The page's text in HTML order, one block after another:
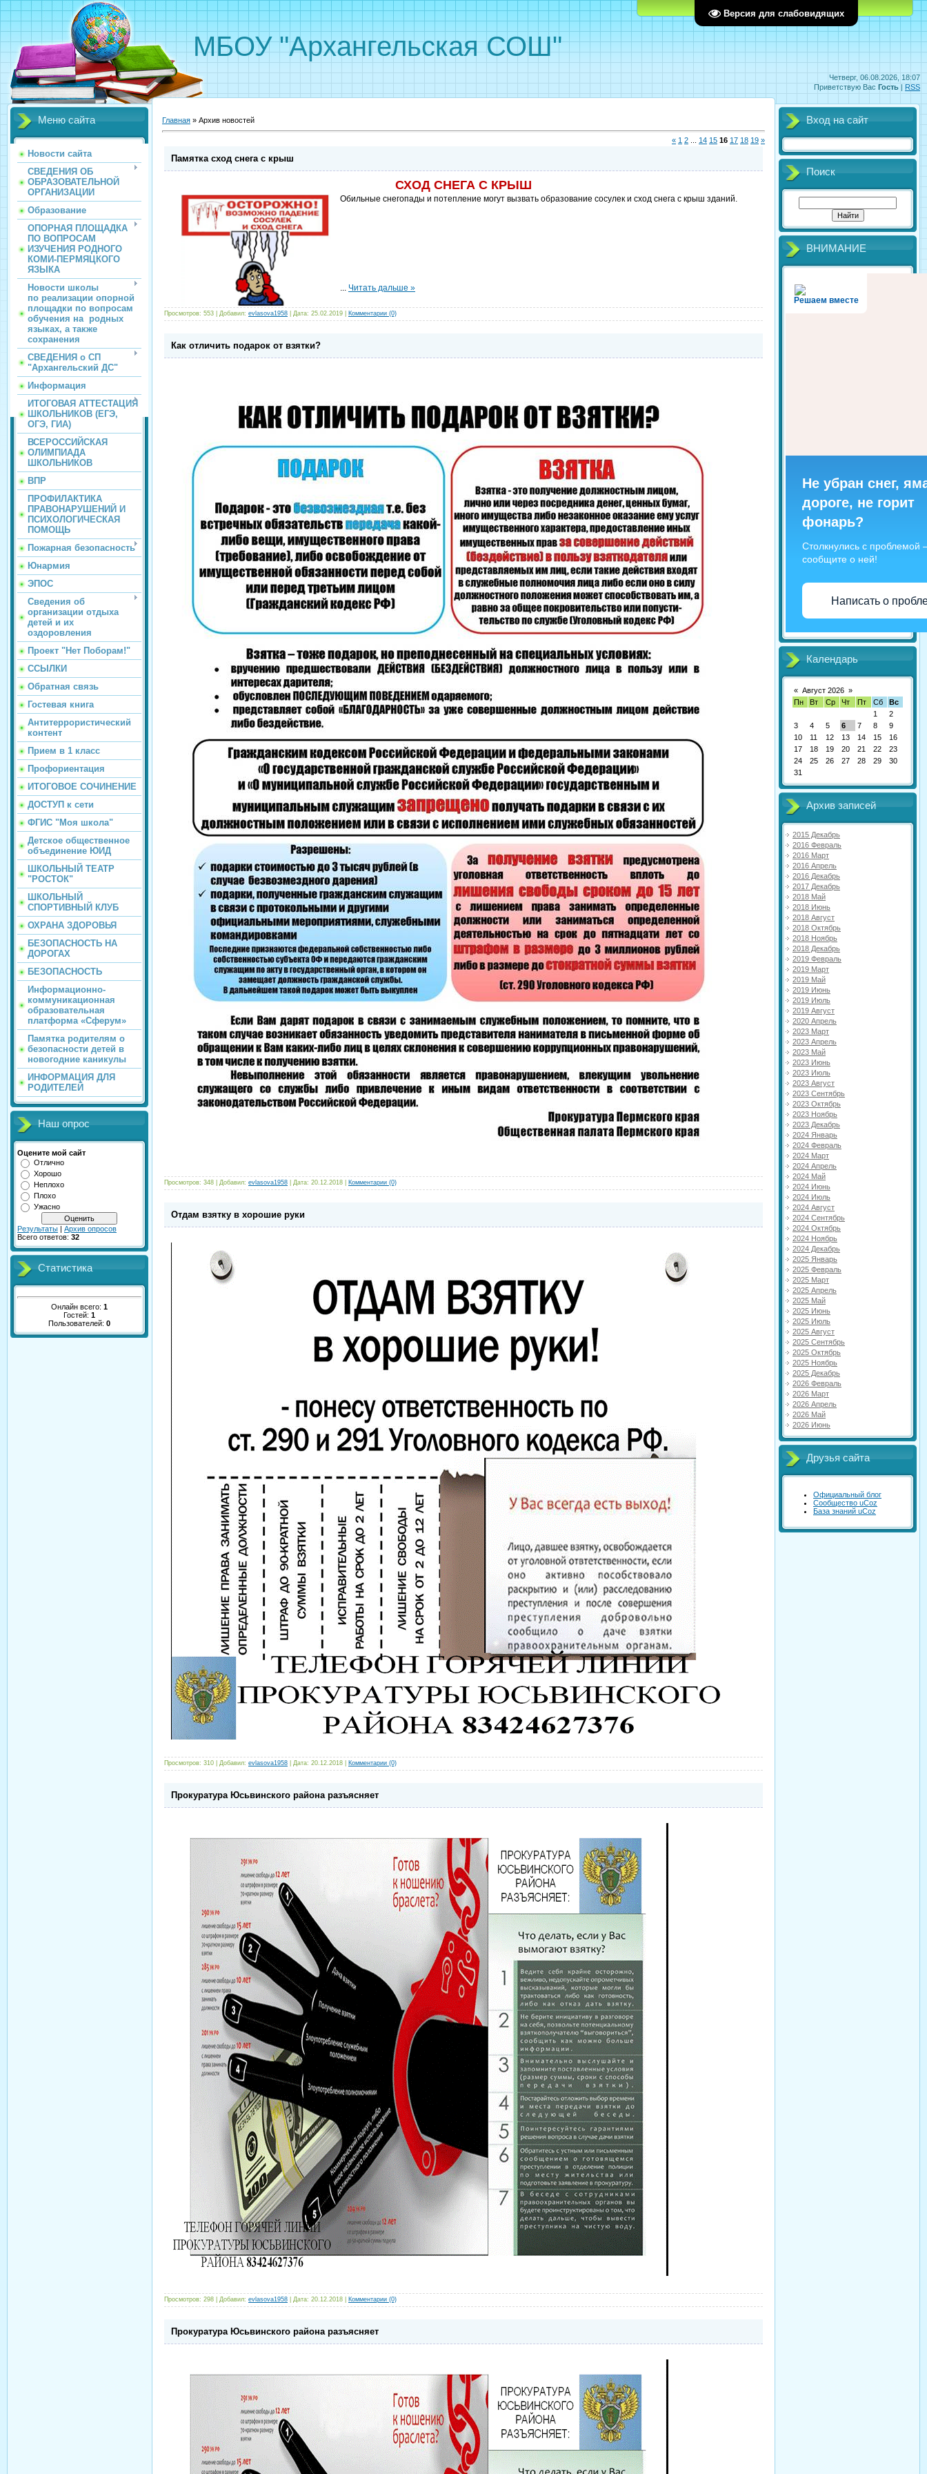
Версия для слабовидящих
Четверг, 06.08.2026, 18:07
Приветствую Вас Гость | RSS
МБОУ "Архангельская СОШ"
Меню сайта
Новости сайта
СВЕДЕНИЯ ОБ
ОБРАЗОВАТЕЛЬНОЙ
ОРГАНИЗАЦИИ
Образование
ОПОРНАЯ ПЛОЩАДКА
ПО ВОПРОСАМ
ИЗУЧЕНИЯ РОДНОГО
КОМИ-ПЕРМЯЦКОГО
ЯЗЫКА
Новости школы
по реализации опорной
площадки по вопросам
обучения на родных
языках, а также
сохранения
СВЕДЕНИЯ о СП
"Архангельский ДС"
Информация
ИТОГОВАЯ АТТЕСТАЦИЯ
ШКОЛЬНИКОВ (ЕГЭ,
ОГЭ, ГИА)
ВСЕРОССИЙСКАЯ
ОЛИМПИАДА
ШКОЛЬНИКОВ
ВПР
ПРОФИЛАКТИКА
ПРАВОНАРУШЕНИЙ И
ПСИХОЛОГИЧЕСКАЯ
ПОМОЩЬ
Пожарная безопасность
Юнармия
ЭПОС
Сведения об
организации отдыха
детей и их
оздоровления
Проект "Нет Поборам!"
ССЫЛКИ
Обратная связь
Гостевая книга
Антитеррористический
контент
Прием в 1 класс
Профориентация
ИТОГОВОЕ СОЧИНЕНИЕ
ДОСТУП к сети
ФГИС "Моя школа"
Детское общественное
объединение ЮИД
ШКОЛЬНЫЙ ТЕАТР
"РОСТОК"
ШКОЛЬНЫЙ
СПОРТИВНЫЙ КЛУБ
ОХРАНА ЗДОРОВЬЯ
БЕЗОПАСНОСТЬ НА
ДОРОГАХ
БЕЗОПАСНОСТЬ
Информационно-
коммуникационная
образовательная
платформа «Сферум»
Памятка родителям о
безопасности детей в
новогодние каникулы
ИНФОРМАЦИЯ ДЛЯ
РОДИТЕЛЕЙ
Наш опрос
Оцените мой сайт
Отлично
Хорошо
Неплохо
Плохо
Ужасно
Результаты | Архив опросов
Всего ответов: 32
Статистика
Онлайн всего: 1
Гостей: 1
Пользователей: 0
Главная » Архив новостей
« 1 2 14 15 16 17 18 19 »
Памятка сход снега с крыш
СХОД СНЕГА С КРЫШ
Обильные снегопады и потепление могут вызвать образование сосулек и сход снега с крыш зданий.
... Читать дальше »
Просмотров: 553 Добавил: evlasova1958 Дата: 25.02.2019 Комментарии (0)
Как отличить подарок от взятки?
Просмотров: 348 Добавил: evlasova1958 Дата: 20.12.2018 Комментарии (0)
Отдам взятку в хорошие руки
Просмотров: 310 Добавил: evlasova1958 Дата: 20.12.2018 Комментарии (0)
Прокуратура Юсьвинского района разъясняет
Просмотров: 298 Добавил: evlasova1958 Дата: 20.12.2018 Комментарии (0)
Прокуратура Юсьвинского района разъясняет
Вход на сайт
Поиск
ВНИМАНИЕ
Решаем вместе
Не убран снег,
дороге, не горит
фонарь?
Столкнулись с проблемой
сообщите о ней!
Написать о
Календарь
« Август 2026 »
Пн
Вт Ср Чт Пт Сб
Вс
1
2
3
4 5 6 7 8
9
10
11 12 13 14 15
16
17
18 19 20 21 22
23
24
25 26 27 28 29
30
31
Архив записей
2015 Декабрь
2016 Февраль
2016 Март
2016 Апрель
2016 Декабрь
2017 Декабрь
2018 Май
2018 Июнь
2018 Август
2018 Октябрь
2018 Ноябрь
2018 Декабрь
2019 Февраль
2019 Март
2019 Май
2019 Июнь
2019 Июль
2019 Август
2020 Апрель
2023 Март
2023 Апрель
2023 Май
2023 Июнь
2023 Июль
2023 Август
2023 Сентябрь
2023 Октябрь
2023 Ноябрь
2023 Декабрь
2024 Январь
2024 Февраль
2024 Март
2024 Апрель
2024 Май
2024 Июнь
2024 Июль
2024 Август
2024 Сентябрь
2024 Октябрь
2024 Ноябрь
2024 Декабрь
2025 Январь
2025 Февраль
2025 Март
2025 Апрель
2025 Май
2025 Июнь
2025 Июль
2025 Август
2025 Сентябрь
2025 Октябрь
2025 Ноябрь
2025 Декабрь
2026 Февраль
2026 Март
2026 Апрель
2026 Май
2026 Июнь
Друзья сайта
Официальный блог
Сообщество uCoz
База знаний uCoz